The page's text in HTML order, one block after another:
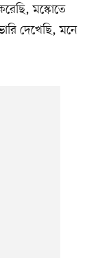
মস্কোতে
দেখেছি, মনে